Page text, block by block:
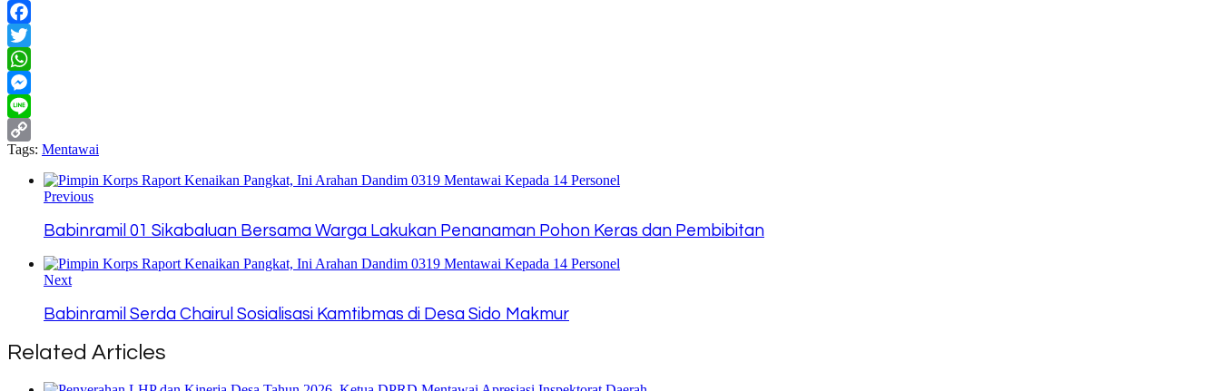
Facebook
Twitter
WhatsApp
Messenger
Line
Copy
Link
Tags: Mentawai
Previous
Babinramil 01 Sikabaluan Bersama Warga Lakukan Penanaman Pohon Keras dan Pembibitan
Next
Babinramil Serda Chairul Sosialisasi Kamtibmas di Desa Sido Makmur
Related Articles